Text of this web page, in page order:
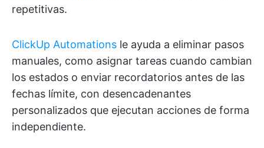
repetitivas.
ClickUp Automations le ayuda a eliminar pasos
manuales, como asignar tareas cuando cambian
los estados o enviar recordatorios antes de las
fechas límite, con desencadenantes
personalizados que ejecutan acciones de forma
independiente.